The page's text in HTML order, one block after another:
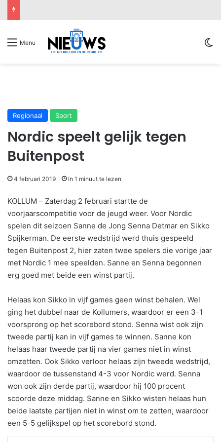
Menu
Regionaal Sport
Nordic speelt gelijk tegen
Buitenpost
4 februari 2019 In 1 minuut te lezen
KOLLUM – Zaterdag 2 februari startte de
voorjaarscompetitie voor de jeugd weer. Voor Nordic
spelen dit seizoen Sanne de Jong Senna Detmar en Sikko
Spijkerman. De eerste wedstrijd werd thuis gespeeld
tegen Buitenpost 2, hier zaten twee spelers die vorige jaar
met Nordic 1 mee speelden. Sanne en Senna begonnen
erg goed met beide een winst partij.
Helaas kon Sikko in vijf games geen winst behalen. Wel
ging het dubbel naar de Kollumers, waardoor er een 3-1
voorsprong op het scorebord stond. Senna wist ook zijn
tweede partij kan in vijf games te winnen. Sanne kon
helaas haar tweede partij na vier games niet in winst
omzetten. Ook Sikko verloor helaas zijn tweede wedstrijd,
waardoor de tussenstand 4-3 voor Nordic werd. Senna
won ook zijn derde partij, waardoor hij 100 procent
scoorde deze middag. Sanne en Sikko wisten helaas hun
beide laatste partijen niet in winst om te zetten, waardoor
een 5-5 gelijkspel op het scorebord stond.